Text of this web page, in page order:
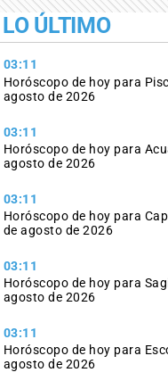
LO ÚLTIMO
03:11
Horóscopo de hoy para
agosto de 2026
03:11
Horóscopo de hoy para
agosto de 2026
03:11
Horóscopo de hoy para
de agosto de 2026
03:11
Horóscopo de hoy para
agosto de 2026
03:11
Horóscopo de hoy para
agosto de 2026